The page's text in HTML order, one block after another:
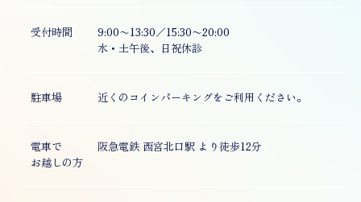
受付時間
9:00〜13:30／15:30〜20:00
水・土午後、日祝休診
駐車場 近くのコインパーキングをご利用ください。
電車で
お越しの方
阪急電鉄 西宮北口駅 より徒歩12分